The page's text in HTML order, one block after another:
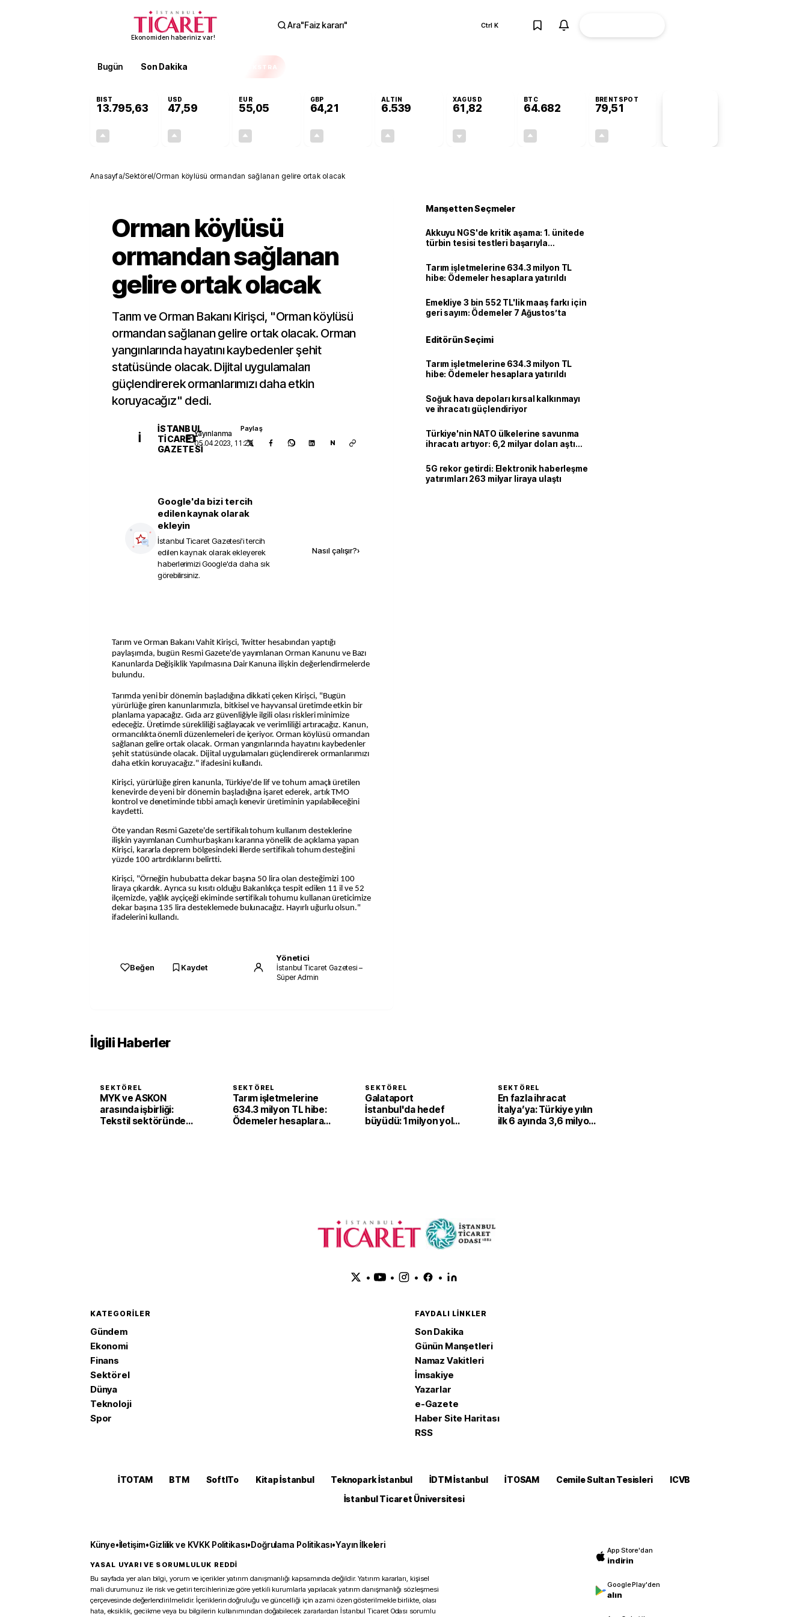
Ekonomiden haberiniz var!
Ara"Faiz kararı" Ctrl K
Bugün Son Dakika EKSTRA
BIST
13.795,63
USD
47,59
EUR
55,05
GBP
64,21
ALTIN
6.539
XAGUSD
61,82
BTC
64.682
BRENTSPOT
79,51
Anasayfa/Sektörel/Orman köylüsü ormandan sağlanan gelire ortak olacak
Orman köylüsü
ormandan sağlanan
gelire ortak olacak
Tarım ve Orman Bakanı Kirişci, "Orman köylüsü
ormandan sağlanan gelire ortak olacak. Orman
yangınlarında hayatını kaybedenler şehit
statüsünde olacak. Dijital uygulamaları
güçlendirerek ormanlarımızı daha etkin
koruyacağız" dedi.
İ
İSTANBUL
TICARET
GAZETESI
Yayınlanma
05.04.2023, 11:29
Paylaş
N
Google'da bizi tercih
edilen kaynak olarak
ekleyin
İstanbul Ticaret Gazetesi'i tercih
edilen kaynak olarak ekleyerek
haberlerimizi Google'da daha sık
görebilirsiniz.
Nasıl çalışır?›
Tarım ve Orman Bakanı Vahit Kirişci, Twitter hesabından yaptığı
paylaşımda, bugün Resmi Gazete'de yayımlanan Orman Kanunu ve Bazı
Kanunlarda Değişiklik Yapılmasına Dair Kanuna ilişkin değerlendirmelerde
bulundu.
Tarımda yeni bir dönemin başladığına dikkati çeken Kirişci, "Bugün
yürürlüğe giren kanunlarımızla, bitkisel ve hayvansal üretimde etkin bir
planlama yapacağız. Gıda arz güvenliğiyle ilgili olası riskleri minimize
edeceğiz. Üretimde sürekliliği sağlayacak ve verimliliği artıracağız. Kanun,
ormancılıkta önemli düzenlemeleri de içeriyor. Orman köylüsü ormandan
sağlanan gelire ortak olacak. Orman yangınlarında hayatını kaybedenler
şehit statüsünde olacak. Dijital uygulamaları güçlendirerek ormanlarımızı
daha etkin koruyacağız." ifadesini kullandı.
Kirişci, yürürlüğe giren kanunla, Türkiye'de lif ve tohum amaçlı üretilen
kenevirde de yeni bir dönemin başladığına işaret ederek, artık TMO
kontrol ve denetiminde tıbbi amaçlı kenevir üretiminin yapılabileceğini
kaydetti.
Öte yandan Resmi Gazete'de sertifikalı tohum kullanım desteklerine
ilişkin yayımlanan Cumhurbaşkanı kararına yönelik de açıklama yapan
Kirişci, kararla deprem bölgesindeki illerde sertifikalı tohum desteğini
yüzde 100 artırdıklarını belirtti.
Kirişci, "Örneğin hububatta dekar başına 50 lira olan desteğimizi 100
liraya çıkardık. Ayrıca su kısıtı olduğu Bakanlıkça tespit edilen 11 il ve 52
ilçemizde, yağlık ayçiçeği ekiminde sertifikalı tohumu kullanan üreticimize
dekar başına 135 lira desteklemede bulunacağız. Hayırlı uğurlu olsun."
ifadelerini kullandı.
Beğen Kaydet
Yönetici
İstanbul Ticaret Gazetesi –
Süper Admin
Manşetten Seçmeler
Akkuyu NGS'de kritik aşama: 1. ünitede
türbin tesisi testleri başarıyla
Tarım işletmelerine 634.3 milyon TL
hibe: Ödemeler hesaplara yatırıldı
Emekliye 3 bin 552 TL'lik maaş farkı için
geri sayım: Ödemeler 7 Ağustos’ta
Editörün Seçimi
Tarım işletmelerine 634.3 milyon TL
hibe: Ödemeler hesaplara yatırıldı
Soğuk hava depoları kırsal kalkınmayı
ve ihracatı güçlendiriyor
Türkiye'nin NATO ülkelerine savunma
ihracatı artıyor: 6,2 milyar doları aştı
5G rekor getirdi: Elektronik haberleşme
yatırımları 263 milyar liraya ulaştı
İlgili Haberler
SEKTÖREL
MYK ve ASKON
arasında işbirliği:
Tekstil sektöründe
SEKTÖREL
Tarım işletmelerine
634.3 milyon TL hibe:
Ödemeler hesaplara
SEKTÖREL
Galataport
İstanbul'da hedef
büyüdü: 1 milyon yolcu
SEKTÖREL
En fazla ihracat
İtalya’ya: Türkiye yılın
ilk 6 ayında 3,6 milyon
• • • •
KATEGORILER
Gündem
Ekonomi
Finans
Sektörel
Dünya
Teknoloji
Spor
FAYDALI LINKLER
Son Dakika
Günün Manşetleri
Namaz Vakitleri
İmsakiye
Yazarlar
e-Gazete
Haber Site Haritası
RSS
İTOTAM BTM SoftITo Kitap İstanbul Teknopark İstanbul İDTM İstanbul İTOSAM Cemile Sultan Tesisleri
ICVB
İstanbul Ticaret Üniversitesi
Künye•İletişim•Gizlilik ve KVKK Politikası•Doğrulama Politikası•Yayın İlkeleri
YASAL UYARI VE SORUMLULUK REDDİ
Bu sayfada yer alan bilgi, yorum ve içerikler yatırım danışmanlığı kapsamında değildir. Yatırım kararları, kişisel
mali durumunuz ile risk ve getiri tercihlerinize göre yetkili kurumlarla yapılacak yatırım danışmanlığı sözleşmesi
çerçevesinde değerlendirilmelidir. İçeriklerin doğruluğu ve güncelliği için azami özen gösterilmekle birlikte, olası
hata, eksiklik, gecikme veya bu bilgilerin kullanımından doğabilecek zararlardan İstanbul Ticaret Odası sorumlu
App Store'dan
indirin
Google Play'den
alın